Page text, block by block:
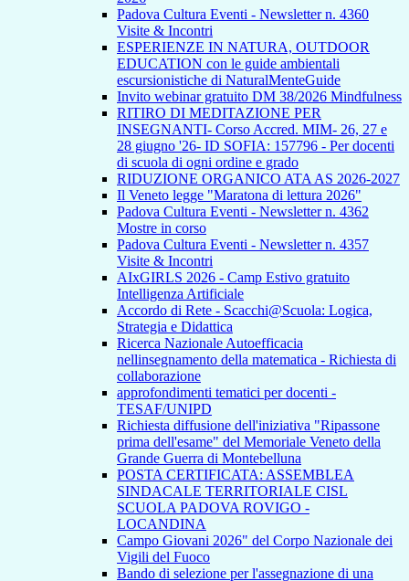
Padova Cultura Eventi - Newsletter n. 4360
Visite & Incontri
ESPERIENZE IN NATURA, OUTDOOR
EDUCATION con le guide ambientali
escursionistiche di NaturalMenteGuide
Invito webinar gratuito DM 38/2026 Mindfulness
RITIRO DI MEDITAZIONE PER
INSEGNANTI- Corso Accred. MIM- 26, 27 e
28 giugno '26- ID SOFIA: 157796 - Per docenti
di scuola di ogni ordine e grado
RIDUZIONE ORGANICO ATA AS 2026-2027
Il Veneto legge "Maratona di lettura 2026"
Padova Cultura Eventi - Newsletter n. 4362
Mostre in corso
Padova Cultura Eventi - Newsletter n. 4357
Visite & Incontri
AIxGIRLS 2026 - Camp Estivo gratuito
Intelligenza Artificiale
Accordo di Rete - Scacchi@Scuola: Logica,
Strategia e Didattica
Ricerca Nazionale Autoefficacia
nellinsegnamento della matematica - Richiesta di
collaborazione
approfondimenti tematici per docenti -
TESAF/UNIPD
Richiesta diffusione dell'iniziativa "Ripassone
prima dell'esame" del Memoriale Veneto della
Grande Guerra di Montebelluna
POSTA CERTIFICATA: ASSEMBLEA
SINDACALE TERRITORIALE CISL
SCUOLA PADOVA ROVIGO -
LOCANDINA
Campo Giovani 2026" del Corpo Nazionale dei
Vigili del Fuoco
Bando di selezione per l'assegnazione di una